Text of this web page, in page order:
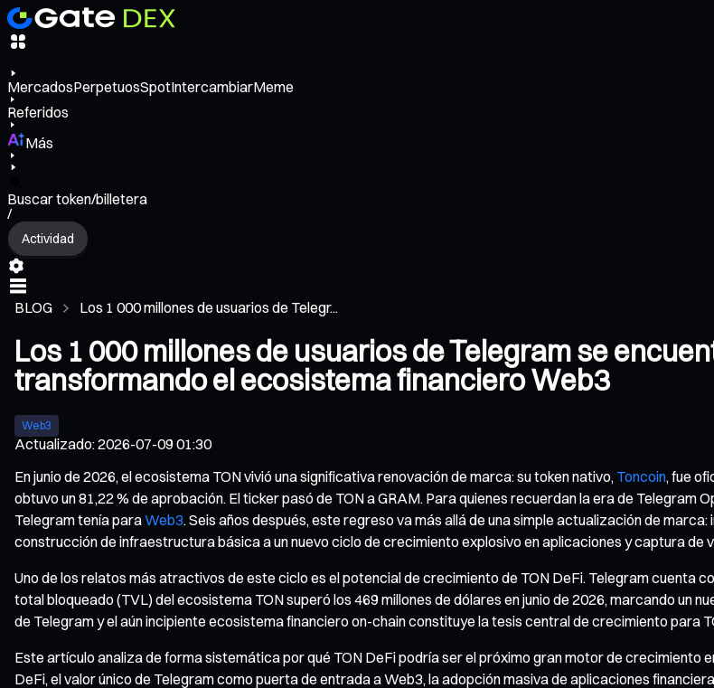
MercadosPerpetuosSpotIntercambiarMeme
Referidos
Más
Buscar token/billetera
/
Actividad
BLOG Los 1 000 millones de usuarios de Telegr...
Los 1 000 millones de usuarios de Telegram se
transformando el ecosistema financiero Web3
Web3
Actualizado:2026-07-09 01:30
En junio de 2026, el ecosistema TON vivió una significativa renovación de marca: su token nativo, Toncoin, fue
obtuvo un 81,22 % de aprobación. El ticker pasó de TON a GRAM. Para quienes recuerdan la era de Telegram
Telegram tenía paraWeb3. Seis años después, este regreso va más allá de una simple actualización de
construcción de infraestructura básica a un nuevo ciclo de crecimiento explosivo en aplicaciones y captura de
Uno de los relatos más atractivos de este ciclo es el potencial de crecimiento de TON DeFi. Telegram cuenta
total bloqueado (TVL) del ecosistema TON superó los 469 millones de dólares en junio de 2026, marcando un
de Telegram y el aún incipiente ecosistema financiero on-chain constituye la tesis central de crecimiento para
Este artículo analiza de forma sistemática por qué TON DeFi podría ser el próximo gran motor de
DeFi, el valor único de Telegram como puerta de entrada a Web3, la adopción masiva de aplicaciones